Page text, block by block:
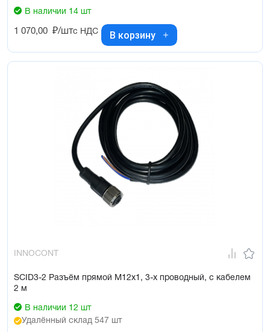
В наличии 14 шт
1 070,00 ₽/штс НДС В корзину
INNOCONT
SCID3-2 Разъём прямой М12х1, 3-х проводный, с кабелем
2 м
В наличии 12 шт
Удалённый склад 547 шт